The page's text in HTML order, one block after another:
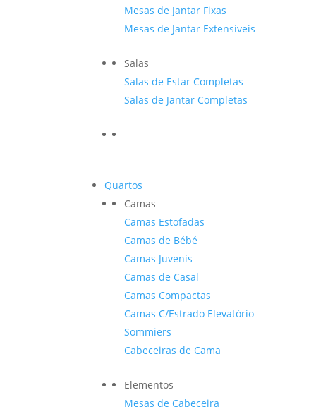
Mesas de Jantar Fixas
Mesas de Jantar Extensíveis
Salas
Salas de Estar Completas
Salas de Jantar Completas
Quartos
Camas
Camas Estofadas
Camas de Bébé
Camas Juvenis
Camas de Casal
Camas Compactas
Camas C/Estrado Elevatório
Sommiers
Cabeceiras de Cama
Elementos
Mesas de Cabeceira